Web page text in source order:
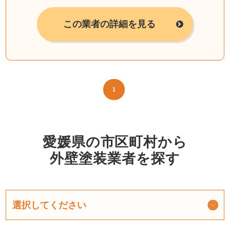
この業者の詳細を見る
1
愛媛県の市区町村から
外壁塗装業者を探す